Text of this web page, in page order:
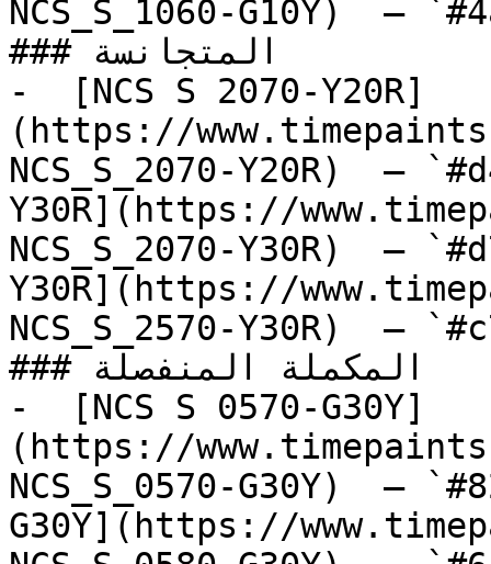
NCS_S_1060-G10Y)  —
### المتجانسة
-  [NCS S 2070-Y20R]
(https://
NCS_S_2070-Y20R)  —
Y30R](https://
NCS_S_2070-Y30R)  —
Y30R](https://
NCS_S_2570-Y30R)  —
### المكملة المنفصلة
-  [NCS S 0570-G30Y]
(https://
NCS_S_0570-G30Y)  —
G30Y](https://